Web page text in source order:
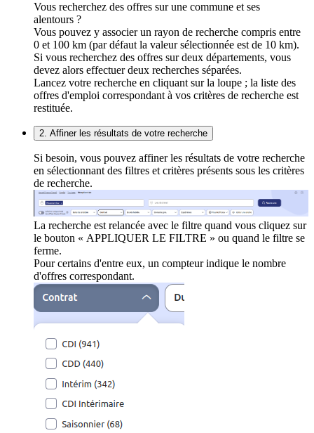
Vous recherchez des offres sur une commune et ses
alentours ?
Vous pouvez y associer un rayon de recherche compris entre
0 et 100 km (par défaut la valeur sélectionnée est de 10 km).
Si vous recherchez des offres sur deux départements, vous
devez alors effectuer deux recherches séparées.
Lancez votre recherche en cliquant sur la loupe ; la liste des
offres d'emploi correspondant à vos critères de recherche est
restituée.
2. Affiner les résultats de votre recherche
Si besoin, vous pouvez affiner les résultats de votre recherche
en sélectionnant des filtres et critères présents sous les critères
de recherche.
La recherche est relancée avec le filtre quand vous cliquez sur
le bouton « APPLIQUER LE FILTRE » ou quand le filtre se
ferme.
Pour certains d'entre eux, un compteur indique le nombre
d'offres correspondant.